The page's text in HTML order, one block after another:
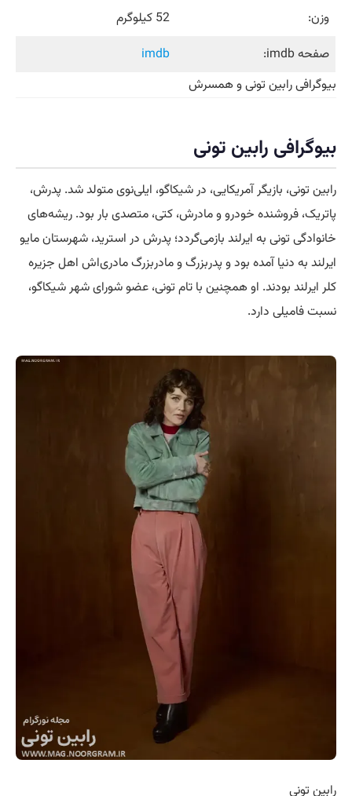
وزن:
52 کیلوگرم
صفحه imdb:
imdb
بیوگرافی رابین تونی و همسرش
بیوگرافی رابین تونی
رابین تونی، بازیگر آمریکایی، در شیکاگو، ایلی‌نوی متولد شد. پدرش،
پاتریک، فروشنده خودرو و مادرش، کتی، متصدی بار بود. ریشه‌های
خانوادگی تونی به ایرلند بازمی‌گردد؛ پدرش در استرید، شهرستان مایو
ایرلند به دنیا آمده بود و پدربزرگ و مادربزرگ مادری‌اش اهل جزیره
کلر ایرلند بودند. او همچنین با تام تونی، عضو شورای شهر شیکاگو،
نسبت فامیلی دارد.
رابین تونی